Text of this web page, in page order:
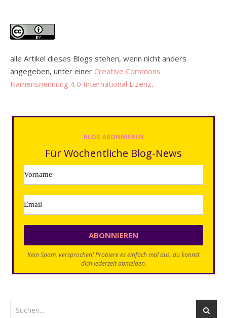
alle Artikel dieses Blogs stehen, wenn nicht anders
angegeben, unter einer Creative Commons
Namensnennung 4.0 International Lizenz.
BLOG ABONNIEREN
Für Wöchentliche Blog-News
Kein Spam, versprochen! Probiere es einfach mal aus, du kannst
dich jederzeit abmelden.